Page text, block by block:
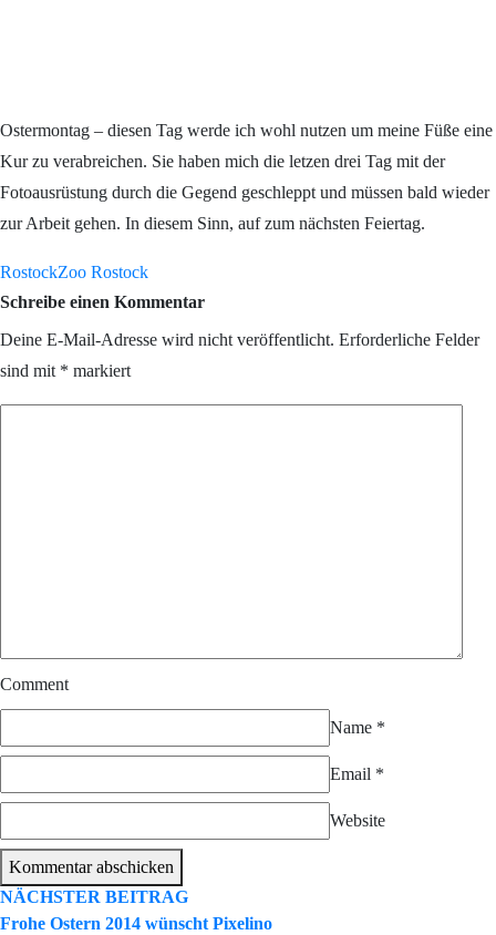
Ostermontag – diesen Tag werde ich wohl nutzen um meine Füße eine
Kur zu verabreichen. Sie haben mich die letzen drei Tag mit der
Fotoausrüstung durch die Gegend geschleppt und müssen bald wieder
zur Arbeit gehen. In diesem Sinn, auf zum nächsten Feiertag.
RostockZoo Rostock
Schreibe einen Kommentar
Deine E-Mail-Adresse wird nicht veröffentlicht. Erforderliche Felder
sind mit * markiert
Comment
Name *
Email *
Website
Kommentar abschicken
NÄCHSTER BEITRAG
Frohe Ostern 2014 wünscht Pixelino